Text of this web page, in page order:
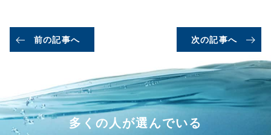
前の記事へ 次の記事へ
多くの人が選んでいる